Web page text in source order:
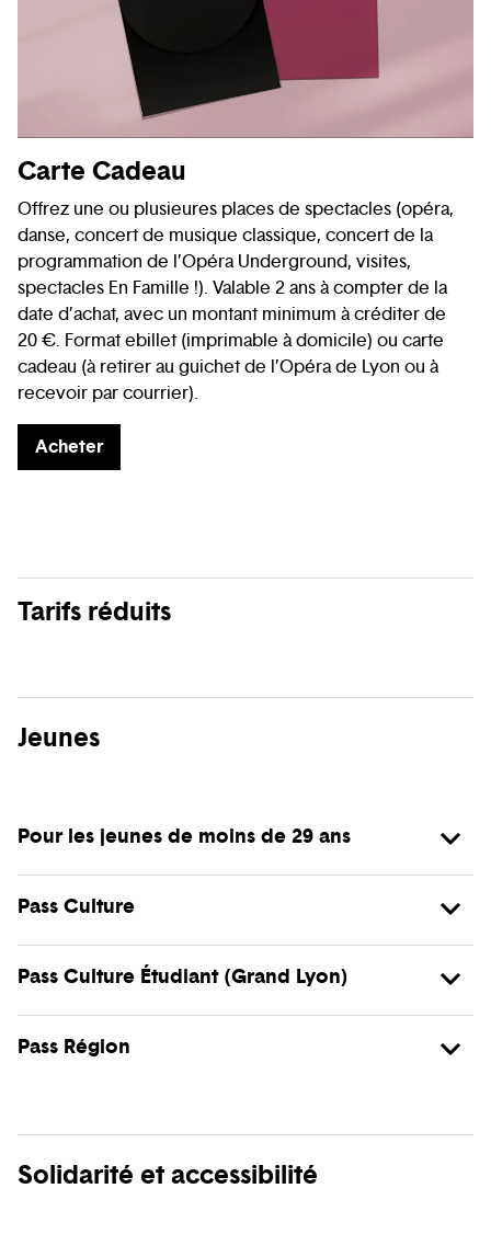
Carte Cadeau
Offrez une ou plusieures places de spectacles (opéra,
danse, concert de musique classique, concert de la
programmation de l’Opéra Underground, visites,
spectacles En Famille !). Valable 2 ans à compter de la
date d’achat, avec un montant minimum à créditer de
20 €. Format ebillet (imprimable à domicile) ou carte
cadeau (à retirer au guichet de l’Opéra de Lyon ou à
recevoir par courrier).
Acheter
Tarifs réduits
Jeunes
Pour les jeunes de moins de 29 ans
Pass Culture
Pass Culture Étudiant (Grand Lyon)
Pass Région
Solidarité et accessibilité